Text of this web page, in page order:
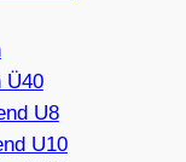
Ü40
U8
U10